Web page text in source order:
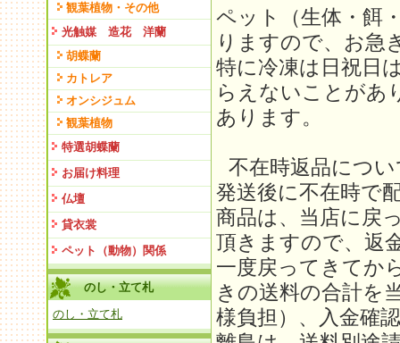
観葉植物・その他
光触媒 造花 洋蘭
胡蝶蘭
カトレア
オンシジュム
観葉植物
特選胡蝶蘭
お届け料理
仏壇
貸衣裳
ペット（動物）関係
のし・立て札
のし・立て札
ペット（生体・餌
りますので、お急
特に冷凍は日祝日
らえないことがあ
あります。
不在時返品につ
発送後に不在時で
商品は、当店に戻
頂きますので、返
一度戻ってきてか
きの送料の合計を
様負担）、入金確